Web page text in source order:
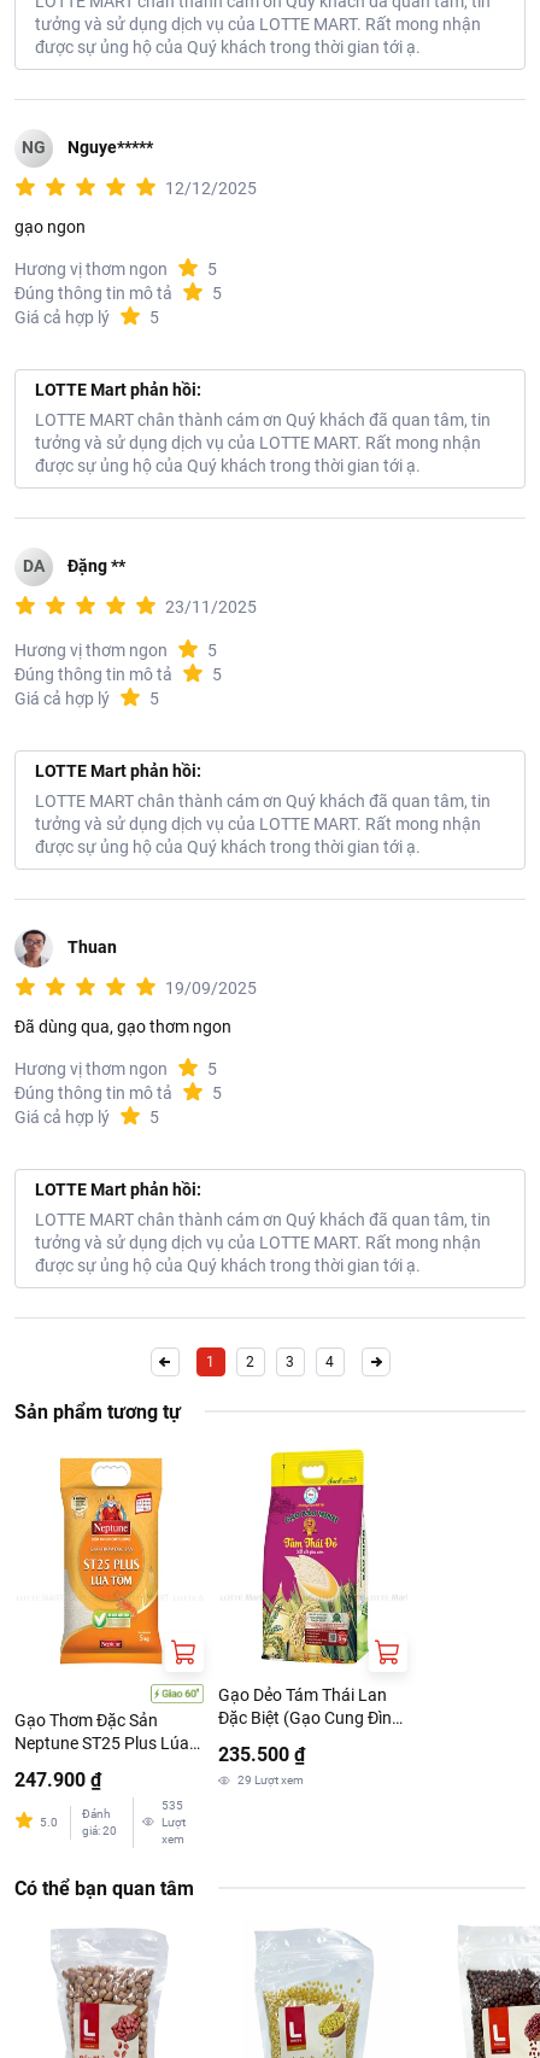
tưởng và sử dụng dịch vụ của LOTTE MART. Rất mong nhận
được sự ủng hộ của Quý khách trong thời gian tới ạ.
NG Nguye*****
12/12/2025
gạo ngon
Hương vị thơm ngon
5
Đúng thông tin mô tả
5
Giá cả hợp lý
5
LOTTE Mart phản hồi:
LOTTE MART chân thành cám ơn Quý khách đã quan tâm, tin
tưởng và sử dụng dịch vụ của LOTTE MART. Rất mong nhận
được sự ủng hộ của Quý khách trong thời gian tới ạ.
DA Đặng **
23/11/2025
Hương vị thơm ngon
5
Đúng thông tin mô tả
5
Giá cả hợp lý
5
LOTTE Mart phản hồi:
LOTTE MART chân thành cám ơn Quý khách đã quan tâm, tin
tưởng và sử dụng dịch vụ của LOTTE MART. Rất mong nhận
được sự ủng hộ của Quý khách trong thời gian tới ạ.
Thuan
19/09/2025
Đã dùng qua, gạo thơm ngon
Hương vị thơm ngon
5
Đúng thông tin mô tả
5
Giá cả hợp lý
5
LOTTE Mart phản hồi:
LOTTE MART chân thành cám ơn Quý khách đã quan tâm, tin
tưởng và sử dụng dịch vụ của LOTTE MART. Rất mong nhận
được sự ủng hộ của Quý khách trong thời gian tới ạ.
1 2 3 4
Sản phẩm tương tự
Gạo Thơm Đặc Sản
Neptune ST25 Plus Lúa
247.900 ₫
5.0
Đánh
giá:20
535
Lượt
xem
Gạo Dẻo Tám Thái Lan
Đặc Biệt (Gạo Cung Đình)
235.500 ₫
29 Lượt xem
Có thể bạn quan tâm